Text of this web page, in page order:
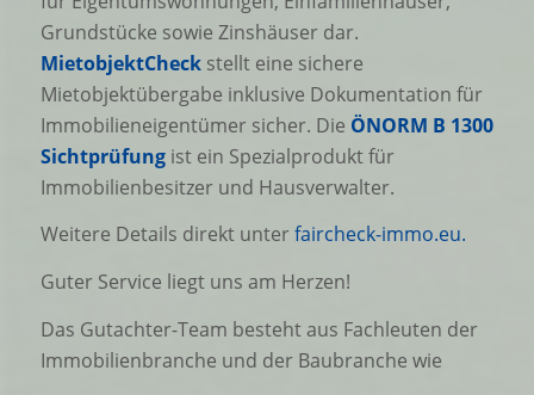
Grundstücke sowie Zinshäuser dar.
MietobjektCheckstellt eine sichere
Mietobjektübergabe inklusive Dokumentation für
Immobilieneigentümer sicher. Die ÖNORM B 1300
Sichtprüfungist ein Spezialprodukt für
Immobilienbesitzer und Hausverwalter.
Weitere Details direkt unterfaircheck-immo.eu.
Guter Service liegt uns am Herzen!
Das Gutachter-Team besteht aus Fachleuten der
Immobilienbranche und der Baubranche wie